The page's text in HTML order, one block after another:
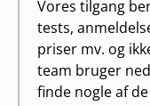
Vores tilgang
tests,
priser mv. og
team bruger
finde nogle af